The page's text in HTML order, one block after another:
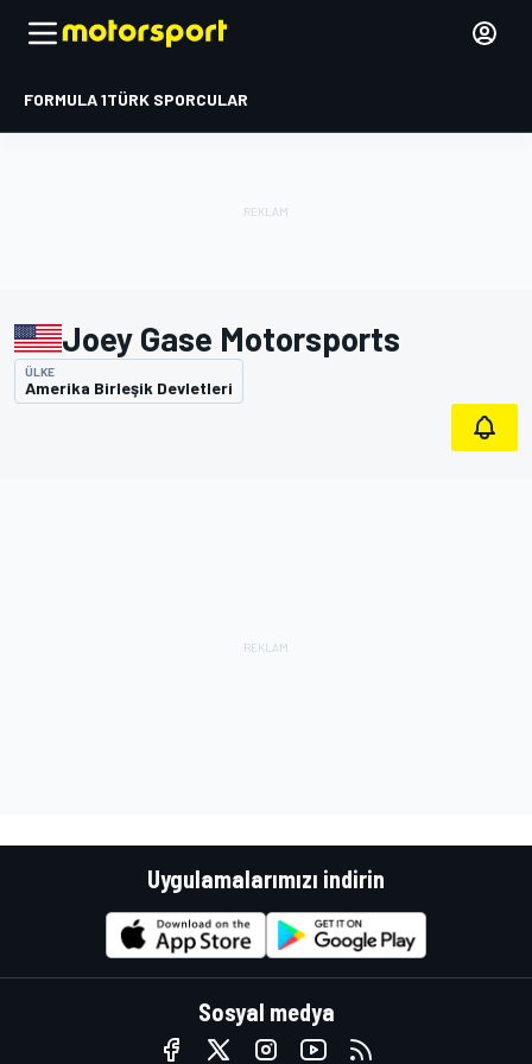
FORMULA 1TÜRK SPORCULAR
Joey Gase Motorsports
ÜLKE
Amerika Birleşik Devletleri
Uygulamalarımızı indirin
Sosyal medya